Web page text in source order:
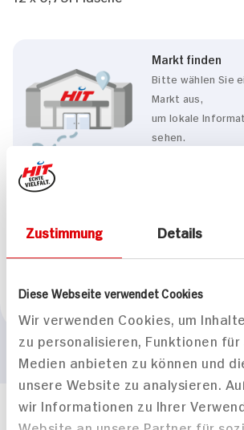
Zustimmung Details
Diese Webseite verwendet Cookies
Wir verwenden Cookies, um
zu personalisieren, Funktionen
Medien anbieten zu können und
unsere Website zu analysieren.
wir Informationen zu Ihrer
Markt finden
Bitte wählen Sie
Markt aus,
um lokale
sehen.
Marke
Bad Dürrheimer